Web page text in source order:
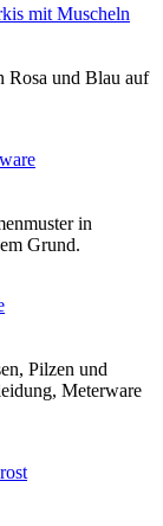
mit Muscheln